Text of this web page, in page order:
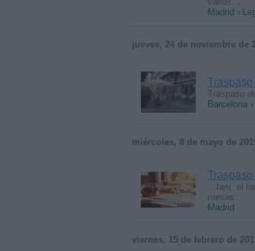
Madrid ›
jueves, 24 de noviembre de
Traspaso
Barcelona
miércoles, 8 de mayo de
…beu, el
mesas…
Madrid
viernes, 15 de febrero de